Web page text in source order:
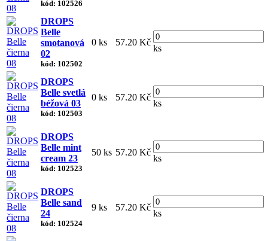
kód: 102526
DROPS
Belle
smotanová
02
kód: 102502
0 ks 57.20 Kč
ks
DROPS
Belle svetlá
béžová 03
kód: 102503
0 ks 57.20 Kč
ks
DROPS
Belle mint
cream 23
kód: 102523
50 ks 57.20 Kč
ks
DROPS
Belle sand
24
kód: 102524
9 ks 57.20 Kč
ks